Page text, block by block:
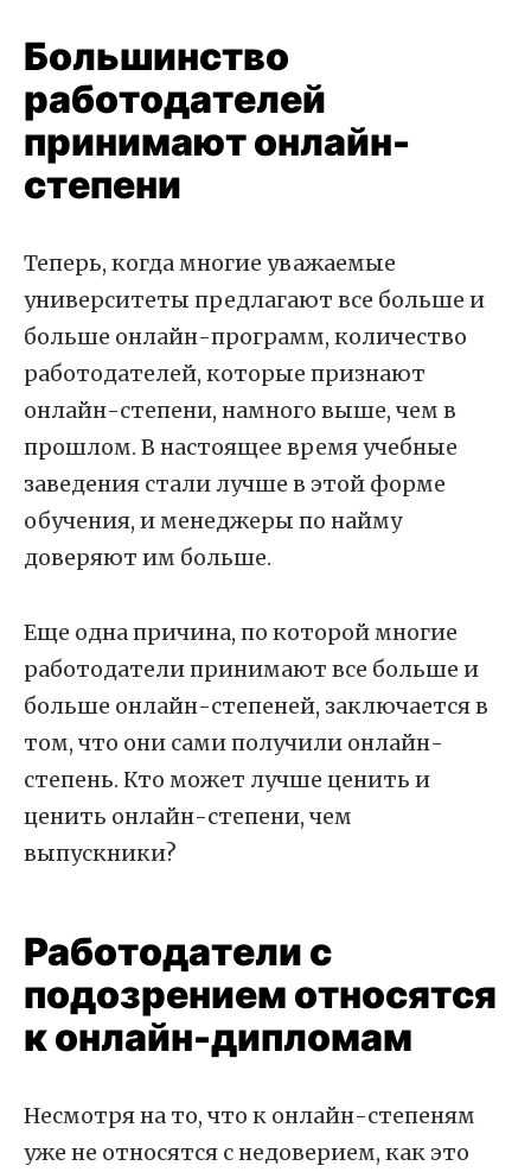
Большинство
работодателей
принимают онлайн-
степени
Теперь, когда многие уважаемые
университеты предлагают все больше и
больше онлайн-программ, количество
работодателей, которые признают
онлайн-степени, намного выше, чем в
прошлом. В настоящее время учебные
заведения стали лучше в этой форме
обучения, и менеджеры по найму
доверяют им больше.
Еще одна причина, по которой многие
работодатели принимают все больше и
больше онлайн-степеней, заключается в
том, что они сами получили онлайн-
степень. Кто может лучше ценить и
ценить онлайн-степени, чем
выпускники?
Работодатели с
подозрением относятся
к онлайн-дипломам
Несмотря на то, что к онлайн-степеням
уже не относятся с недоверием, как это